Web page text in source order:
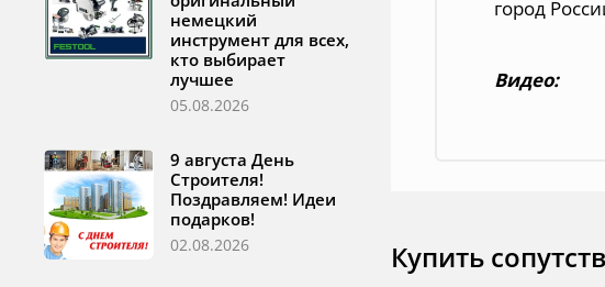
город
Видео:
Купить
немецкий
инструмент для всех,
кто выбирает
лучшее
05.08.2026
9 августа День
Строителя!
Поздравляем! Идеи
подарков!
02.08.2026